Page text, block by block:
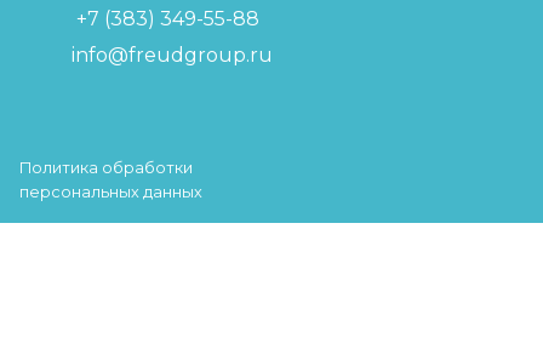
+7 (383) 349-55-88
info@freudgroup.ru
Политика обработки
персональных данных